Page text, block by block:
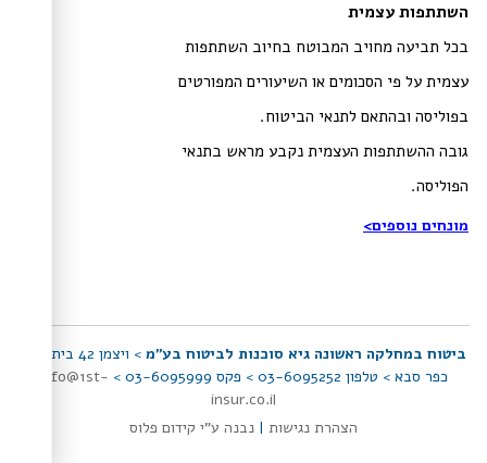
השתתפות עצמית
בכל תביעה מחויב המבוטח בחיוב השתתפות
עצמית על פי הסכומים או השיעורים המפורטים
בפוליסה ובהתאם לתנאי הביטוח.
גובה ההשתתפות העצמית נקבע מראש בתנאי
הפוליסה.
מונחים נוספים>
ביטוח במחלקה ראשונה גיא סוכנות לביטוח בע"מ
> ויצמן 42 בית יתיר
כפר סבא > טלפון 03-6095252 > פקס 03-6095999 >
info@1st-
insur.co.il
הצהרת נגישות | נבנה ע"י קידום פלוס